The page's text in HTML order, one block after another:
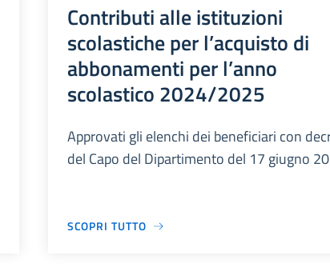
Contributi alle istituzioni
scolastiche per l’acquisto di
abbonamenti per l’anno
scolastico 2024/2025
Approvati gli elenchi dei beneficiari con
del Capo del Dipartimento del 17 giugno
SCOPRI TUTTO